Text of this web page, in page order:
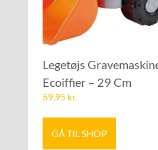
Legetøjs
Ecoiffier – 29 Cm
59,95 kr.
GÅ TIL SHOP